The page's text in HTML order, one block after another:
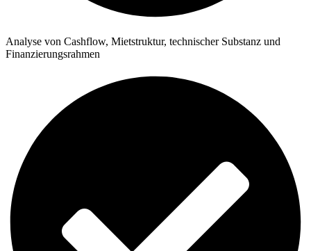
Analyse von Cashflow, Mietstruktur, technischer Substanz und
Finanzierungsrahmen